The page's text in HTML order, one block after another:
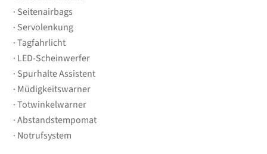
Seitenairbags
Servolenkung
Tagfahrlicht
LED-Scheinwerfer
Spurhalte Assistent
Müdigkeitswarner
Totwinkelwarner
Abstandstempomat
Notrufsystem